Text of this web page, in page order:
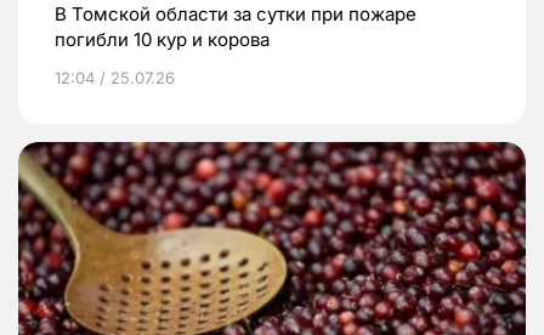
В Томской области за сутки при пожаре
погибли 10 кур и корова
12:04 / 25.07.26